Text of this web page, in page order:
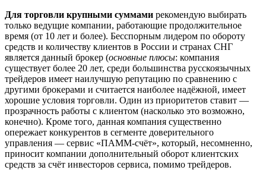
Для торговли крупными суммами рекомендую выбирать
только ведущие компании, работающие продолжительное
время (от 10 лет и более). Бесспорным лидером по обороту
средств и количеству клиентов в России и странах СНГ
является данный брокер (основные плюсы: компания
существует более 20 лет, среди большинства русскоязычных
трейдеров имеет наилучшую репутацию по сравнению с
другими брокерами и считается наиболее надёжной, имеет
хорошие условия торговли. Один из приоритетов ставит —
прозрачность работы с клиентом (насколько это возможно,
конечно). Кроме того, данная компания существенно
опережает конкурентов в сегменте доверительного
управления — сервис «ПАММ-счёт», который, несомненно,
приносит компании дополнительный оборот клиентских
средств за счёт инвесторов сервиса, помимо трейдеров.